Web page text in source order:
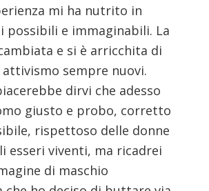
mi ha nutrito in
e immaginabili. La
e si è arricchita di
sempre nuovi.
dirvi che adesso
giusto e probo, corretto
rispettoso delle donne
esseri viventi, ma ricadrei
di maschio